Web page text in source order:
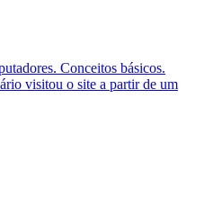
Conceitos básicos.
visitou o site a partir de um